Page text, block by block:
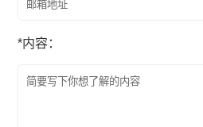
*内容：